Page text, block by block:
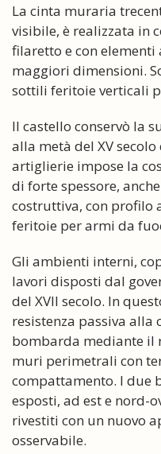
La cinta muraria
visibile, è realizzata in
filaretto e con
maggiori dimensioni.
sottili feritoie verticali
Il castello conservò la
alla metà del XV
artiglierie impose la
di forte spessore,
costruttiva, con profilo
feritoie per armi da
Gli ambienti interni,
lavori disposti dal
del XVII secolo. In
resistenza passiva
bombarda mediante il
muri perimetrali con
compattamento. I due
esposti, ad est e nord-
rivestiti con un nuovo
osservabile.